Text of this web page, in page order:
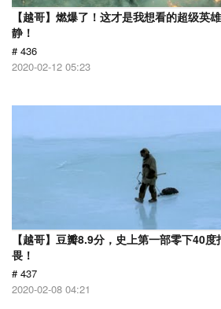
【越哥】燃爆了！这才是我想看的超级英
静！
# 436
2020-02-12 05:23
【越哥】豆瓣8.9分，史上第一部零下40
畏！
# 437
2020-02-08 04:21